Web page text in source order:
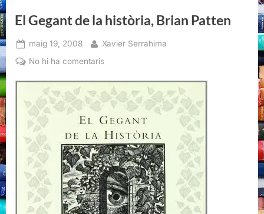
El Gegant de la història, Brian Patten
Posted
on
maig 19, 2008 By
Xavier Serrahima
No hi ha comentarisa
Gegant
de
la
història,
Brian
Patten